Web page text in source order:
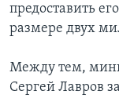
предоставить
размере двух
Между тем,
Сергей Лавров